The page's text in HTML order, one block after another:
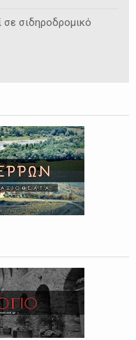
σε σιδηροδρομικό